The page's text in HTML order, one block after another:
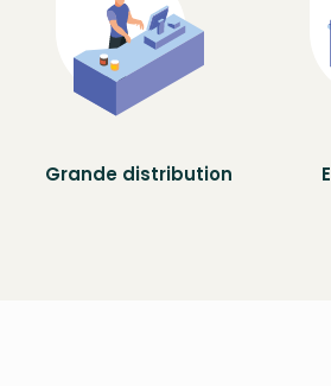
Grande distribution